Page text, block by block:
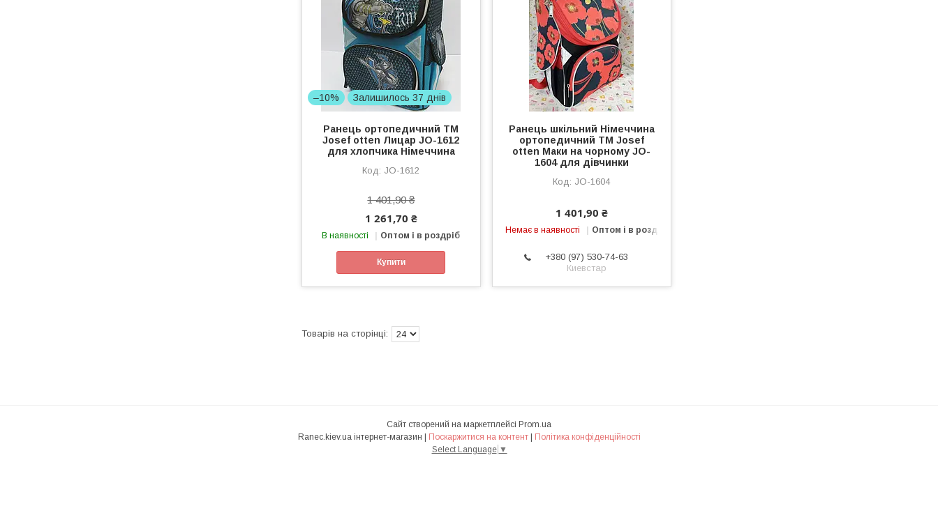
–10% Залишилось 37 днів
Ранець ортопедичний ТМ
Josef otten Лицар JO-1612
для хлопчика Німеччина
JO-1612
1 401,90 ₴
1 261,70 ₴
В наявності Оптом і в роздріб
Купити
Ранець шкільний Німеччина
ортопедичний ТМ Josef
otten Маки на чорному JO-
1604 для дівчинки
JO-1604
1 401,90 ₴
Немає в наявності Оптом і в роздріб
+380 (97) 530-74-63
Киевстар
Сайт створений на маркетплейсі Prom.ua
Ranec.kiev.ua інтернет-магазин | Поскаржитися на контент | Політика конфіденційності
Select Language ▼